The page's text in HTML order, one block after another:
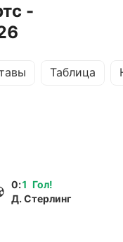
-
Таблица
Гол!
0:1
Д. Стерлинг